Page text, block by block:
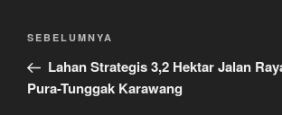
Navigasi
Pos
Sebelumnya
SEBELUMNYA
Lahan Strategis 3,2 Hektar Jalan
Pura-Tunggak Karawang